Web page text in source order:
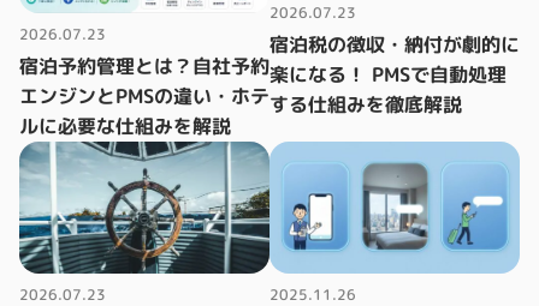
2026.07.23
宿泊予約管理とは？自社予約
エンジンとPMSの違い・ホテ
ルに必要な仕組みを解説
2026.07.23
宿泊税の徴収・納付が劇的に
楽になる！ PMSで自動処理
する仕組みを徹底解説
2026.07.23 2025.11.26